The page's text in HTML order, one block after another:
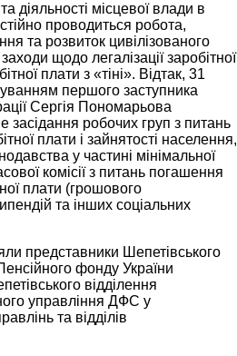
діяльності місцевої влади в
проводиться робота,
та розвиток цивілізованого
щодо легалізації заробітної
плати з «тіні». Відтак, 31
першого заступника
Сергія Пономарьова
засідання робочих груп з питань
плати і зайнятості населення,
у частині мінімальної
комісії з питань погашення
плати (грошового
та інших соціальних
представники Шепетівського
фонду України
відділення
управління ДФС у
та відділів